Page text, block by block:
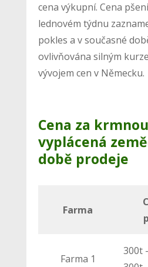
cena výkupní. Cena
lednovém týdnu
pokles a v současné
ovlivňována silným
vývojem cen v Německu.
Cena za
vyplácená
době prodeje
Farma
Farma 1
300t